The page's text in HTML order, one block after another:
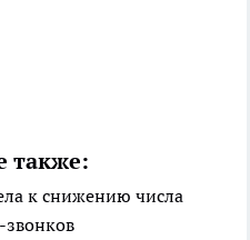
также:
к снижению числа